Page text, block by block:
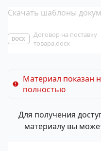
Скачать шаблоны
DOCX
Договор на поставку
товара.docx
Материал показан
полностью
Для получения
материалу вы